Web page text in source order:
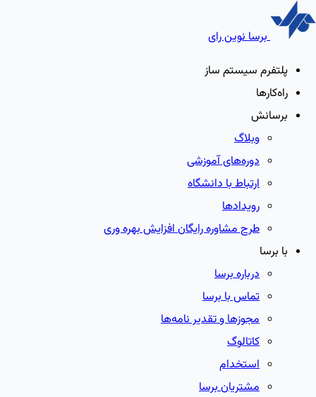
برسا نوین رای
پلتفرم سیستم ساز
راه‌کارها
برسانش
وبلاگ
دوره‌های آموزشی
ارتباط با دانشگاه
رویدادها
طرح مشاوره رایگان افزایش بهره وری
با برسا
درباره برسا
تماس با برسا
مجوزها و تقدیر نامه‌ها
کاتالوگ
استخدام
مشتریان برسا